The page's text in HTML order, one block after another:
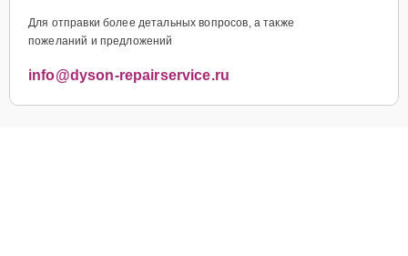
Для отправки более детальных вопросов, а также
пожеланий и предложений
info@dyson-repairservice.ru